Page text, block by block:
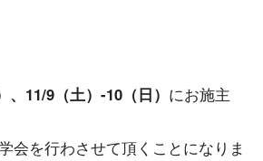
11/9（土）-10（日） にお施主
会を行わさせて頂くことになりま